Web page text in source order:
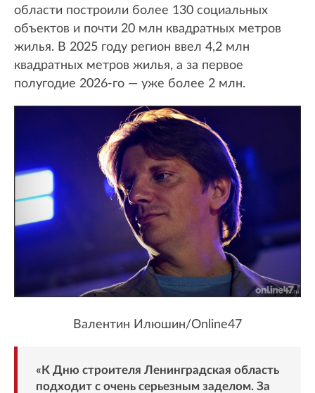
области построили более 130 социальных
объектов и почти 20 млн квадратных метров
жилья. В 2025 году регион ввел 4,2 млн
квадратных метров жилья, а за первое
полугодие 2026-го — уже более 2 млн.
Валентин Илюшин/Online47
«К Дню строителя Ленинградская область
подходит с очень серьезным заделом. За